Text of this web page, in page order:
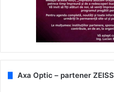
Axa Optic – partener ZEISS